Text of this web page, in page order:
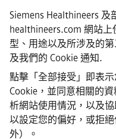
Siemens Healthineers
healthineers.com 網站上
型、用途以及所涉及的
及我們的 Cookie 通知.
點擊「全部接受」即表
Cookie，並同意相關的
析網站使用情況，以及
以設定您的偏好，或拒
外）。
Siemens Healthineers AG ©